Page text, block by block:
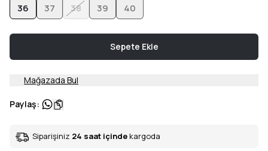
36 37 38 39 40
Sepete Ekle
Mağazada Bul
Paylaş:
Siparişiniz 24 saat içinde kargoda